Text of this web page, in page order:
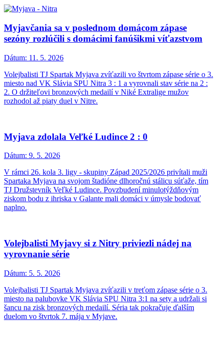
Myjavčania sa v poslednom domácom zápase
sezóny rozlúčili s domácimi fanúšikmi víťazstvom
Dátum: 11. 5. 2026
Volejbalisti TJ Spartak Myjava zvíťazili vo štvrtom zápase série o 3.
miesto nad VK Slávia SPU Nitra 3 : 1 a vyrovnali stav série na 2 :
2. O držiteľovi bronzových medailí v Niké Extralige mužov
rozhodol až piaty duel v Nitre.
Myjava zdolala Veľké Ludince 2 : 0
Dátum: 9. 5. 2026
V rámci 26. kola 3. ligy - skupiny Západ 2025/2026 privítali muži
Spartaka Myjava na svojom štadióne dlhoročnú stálicu súťaže, tím
TJ Družstevník Veľké Ludince. Povzbudení minulotýždňovým
ziskom bodu z ihriska v Galante mali domáci v úmysle bodovať
naplno.
Volejbalisti Myjavy si z Nitry priviezli nádej na
vyrovnanie série
Dátum: 5. 5. 2026
Volejbalisti TJ Spartak Myjava zvíťazili v treťom zápase série o 3.
miesto na palubovke VK Slávia SPU Nitra 3:1 na sety a udržali si
šancu na zisk bronzových medailí. Séria tak pokračuje ďalším
duelom vo štvrtok 7. mája v Myjave.